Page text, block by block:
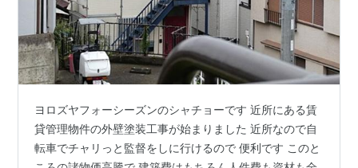
ヨロズヤフォーシーズンのシャチョーです 近所にある賃
貸管理物件の外壁塗装工事が始まりました 近所なので自
転車でチャリっと監督をしに行けるので 便利です このと